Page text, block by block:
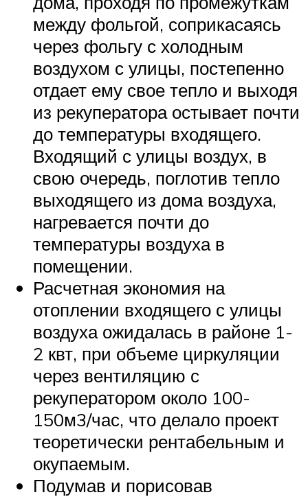
между фольгой, соприкасаясь
через фольгу с холодным
воздухом с улицы, постепенно
отдает ему свое тепло и выходя
из рекуператора остывает почти
до температуры входящего.
Входящий с улицы воздух, в
свою очередь, поглотив тепло
выходящего из дома воздуха,
нагревается почти до
температуры воздуха в
помещении.
Расчетная экономия на
отоплении входящего с улицы
воздуха ожидалась в районе 1-
2 квт, при объеме циркуляции
через вентиляцию с
рекуператором около 100-
150м3/час, что делало проект
теоретически рентабельным и
окупаемым.
Подумав и порисовав